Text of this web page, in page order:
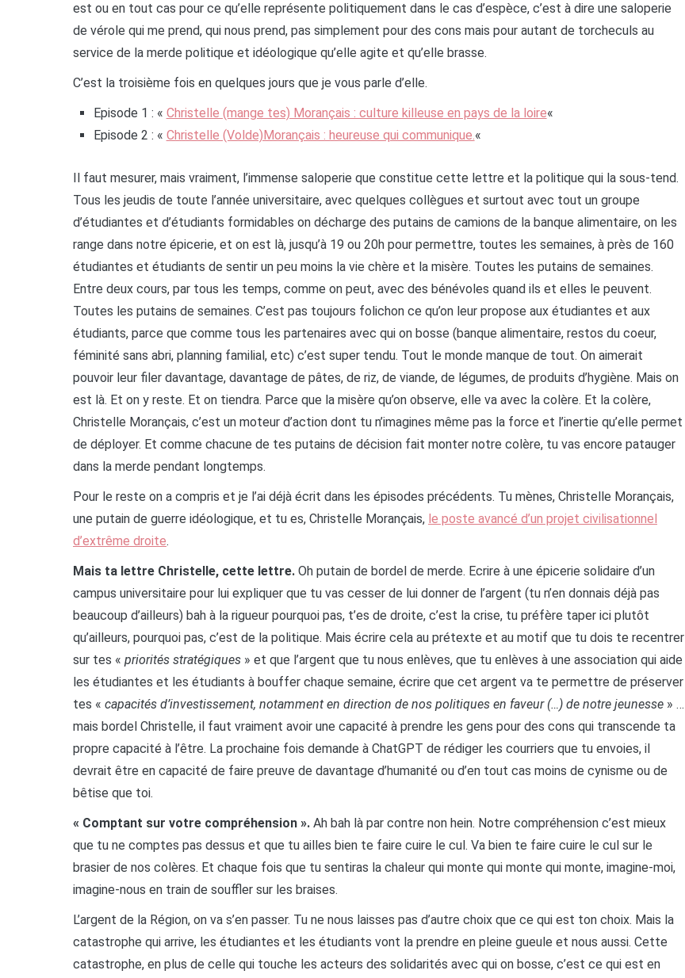
est ou en tout cas pour ce qu’elle représente politiquement dans le cas d’espèce, c’est à dire une saloperie
de vérole qui me prend, qui nous prend, pas simplement pour des cons mais pour autant de torcheculs au
service de la merde politique et idéologique qu’elle agite et qu’elle brasse.
C’est la troisième fois en quelques jours que je vous parle d’elle.
Episode 1 : « Christelle (mange tes) Morançais : culture killeuse en pays de la loire«
Episode 2 : « Christelle (Volde)Morançais : heureuse qui communique.«
Il faut mesurer, mais vraiment, l’immense saloperie que constitue cette lettre et la politique qui la sous-tend.
Tous les jeudis de toute l’année universitaire, avec quelques collègues et surtout avec tout un groupe
d’étudiantes et d’étudiants formidables on décharge des putains de camions de la banque alimentaire, on les
range dans notre épicerie, et on est là, jusqu’à 19 ou 20h pour permettre, toutes les semaines, à près de 160
étudiantes et étudiants de sentir un peu moins la vie chère et la misère. Toutes les putains de semaines.
Entre deux cours, par tous les temps, comme on peut, avec des bénévoles quand ils et elles le peuvent.
Toutes les putains de semaines. C’est pas toujours folichon ce qu’on leur propose aux étudiantes et aux
étudiants, parce que comme tous les partenaires avec qui on bosse (banque alimentaire, restos du coeur,
féminité sans abri, planning familial, etc) c’est super tendu. Tout le monde manque de tout. On aimerait
pouvoir leur filer davantage, davantage de pâtes, de riz, de viande, de légumes, de produits d’hygiène. Mais on
est là. Et on y reste. Et on tiendra. Parce que la misère qu’on observe, elle va avec la colère. Et la colère,
Christelle Morançais, c’est un moteur d’action dont tu n’imagines même pas la force et l’inertie qu’elle permet
de déployer. Et comme chacune de tes putains de décision fait monter notre colère, tu vas encore patauger
dans la merde pendant longtemps.
Pour le reste on a compris et je l’ai déjà écrit dans les épisodes précédents. Tu mènes, Christelle Morançais,
une putain de guerre idéologique, et tu es, Christelle Morançais, le poste avancé d’un projet civilisationnel
d’extrême droite.
Mais ta lettre Christelle, cette lettre. Oh putain de bordel de merde. Ecrire à une épicerie solidaire d’un
campus universitaire pour lui expliquer que tu vas cesser de lui donner de l’argent (tu n’en donnais déjà pas
beaucoup d’ailleurs) bah à la rigueur pourquoi pas, t’es de droite, c’est la crise, tu préfère taper ici plutôt
qu’ailleurs, pourquoi pas, c’est de la politique. Mais écrire cela au prétexte et au motif que tu dois te recentrer
sur tes « priorités stratégiques » et que l’argent que tu nous enlèves, que tu enlèves à une association qui aide
les étudiantes et les étudiants à bouffer chaque semaine, écrire que cet argent va te permettre de préserver
tes « capacités d’investissement, notamment en direction de nos politiques en faveur (…) de notre jeunesse » …
mais bordel Christelle, il faut vraiment avoir une capacité à prendre les gens pour des cons qui transcende ta
propre capacité à l’être. La prochaine fois demande à ChatGPT de rédiger les courriers que tu envoies, il
devrait être en capacité de faire preuve de davantage d’humanité ou d’en tout cas moins de cynisme ou de
bêtise que toi.
« Comptant sur votre compréhension ». Ah bah là par contre non hein. Notre compréhension c’est mieux
que tu ne comptes pas dessus et que tu ailles bien te faire cuire le cul. Va bien te faire cuire le cul sur le
brasier de nos colères. Et chaque fois que tu sentiras la chaleur qui monte qui monte qui monte, imagine-moi,
imagine-nous en train de souffler sur les braises.
L’argent de la Région, on va s’en passer. Tu ne nous laisses pas d’autre choix que ce qui est ton choix. Mais la
catastrophe qui arrive, les étudiantes et les étudiants vont la prendre en pleine gueule et nous aussi. Cette
catastrophe, en plus de celle qui touche les acteurs des solidarités avec qui on bosse, c’est ce qui est en